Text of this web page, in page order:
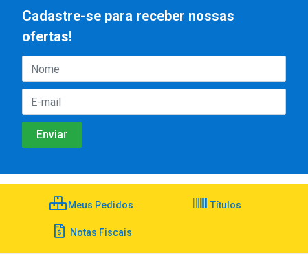
Cadastre-se para receber nossas
ofertas!
Meus Pedidos Títulos
Notas Fiscais